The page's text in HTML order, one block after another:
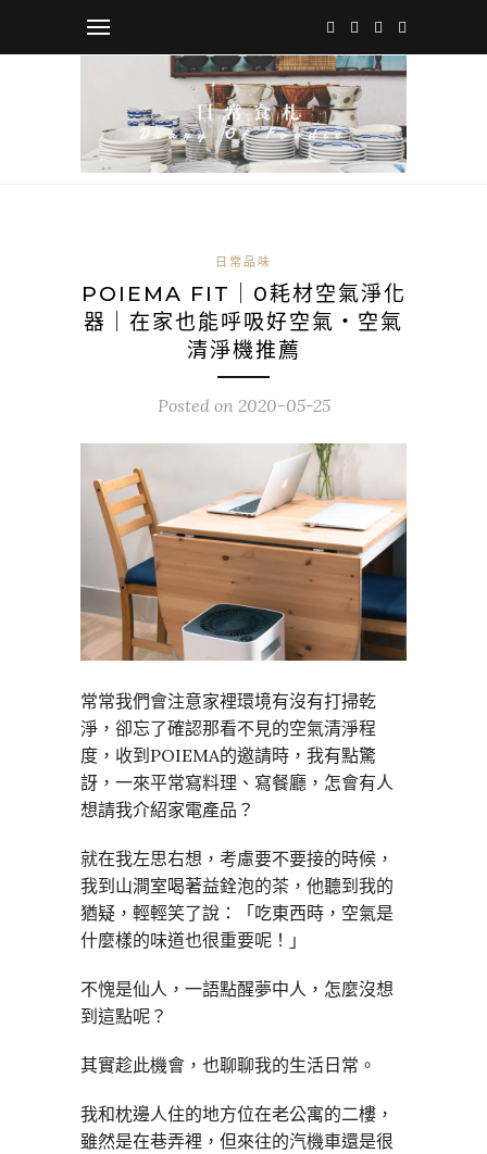
日常品味
POIEMA FIT｜0耗材空氣淨化
器｜在家也能呼吸好空氣・空氣
清淨機推薦
Posted on 2020-05-25
常常我們會注意家裡環境有沒有打掃乾
淨，卻忘了確認那看不見的空氣清淨程
度，收到POIEMA的邀請時，我有點驚
訝，一來平常寫料理、寫餐廳，怎會有人
想請我介紹家電產品？
就在我左思右想，考慮要不要接的時候，
我到山澗室喝著益銓泡的茶，他聽到我的
猶疑，輕輕笑了說：「吃東西時，空氣是
什麼樣的味道也很重要呢！」
不愧是仙人，一語點醒夢中人，怎麼沒想
到這點呢？
其實趁此機會，也聊聊我的生活日常。
我和枕邊人住的地方位在老公寓的二樓，
雖然是在巷弄裡，但來往的汽機車還是很